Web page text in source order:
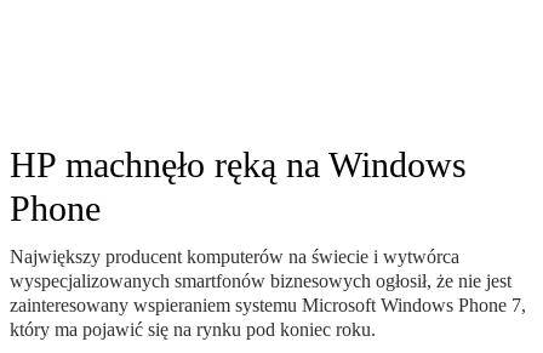
HP machnęło ręką na Windows
Phone
Największy producent komputerów na świecie i wytwórca
wyspecjalizowanych smartfonów biznesowych ogłosił, że nie jest
zainteresowany wspieraniem systemu Microsoft Windows Phone 7,
który ma pojawić się na rynku pod koniec roku.